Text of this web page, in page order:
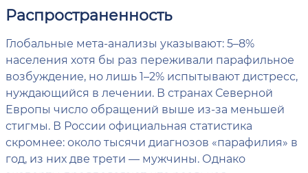
Распространенность
Глобальные мета-анализы указывают: 5–8%
населения хотя бы раз переживали парафильное
возбуждение, но лишь 1–2% испытывают дистресс,
нуждающийся в лечении. В странах Северной
Европы число обращений выше из-за меньшей
стигмы. В России официальная статистика
скромнее: около тысячи диагнозов «парафилия» в
год, из них две трети — мужчины. Однако